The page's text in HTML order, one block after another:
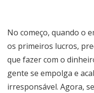
No começo, quando o
os primeiros lucros,
que fazer com o
gente se empolga e
irresponsável. Agora,